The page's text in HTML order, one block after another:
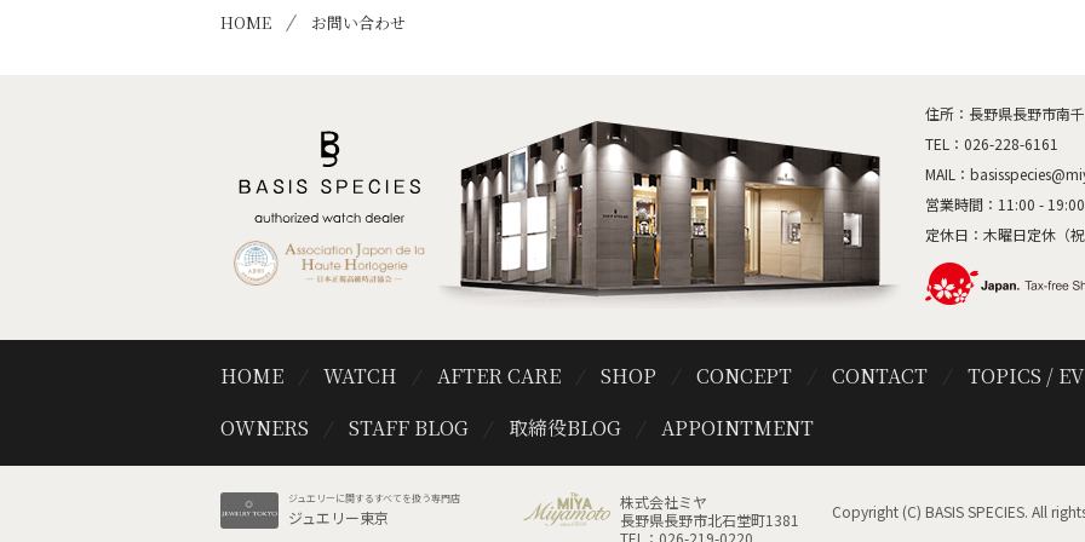
HOME お問い合わせ
住所：長野県長野市南
TEL： 026-228-6161
MAIL：
営業時間：11:00 - 19:00
定休日：木曜日定休（
HOME WATCH AFTER CARE SHOP CONCEPT CONTACT
TOPICS /
OWNERS
STAFF BLOG 取締役BLOG APPOINTMENT
ジュエリーに関するすべてを扱う専門店
ジュエリー東京
株式会社ミヤ
長野県長野市北石堂町1381
TEL：026-219-0220
Copyright (C) BASIS SPECIES. All